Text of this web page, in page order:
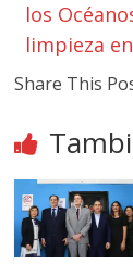
los
limpieza
Share This